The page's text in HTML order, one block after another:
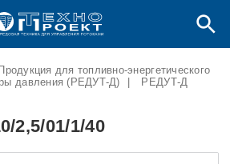
Продукция для топливно-энергетического
давления (РЕДУТ-Д)
РЕДУТ-Д
2,5/01/1/40